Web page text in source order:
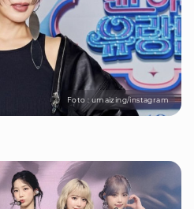
Foto : umaizing/instagram